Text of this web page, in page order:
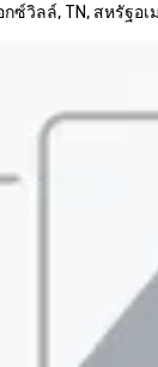
ซ์วิลล์, TN, สหรัฐอเ